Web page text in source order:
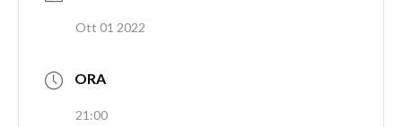
Ott 01 2022
ORA
21:00